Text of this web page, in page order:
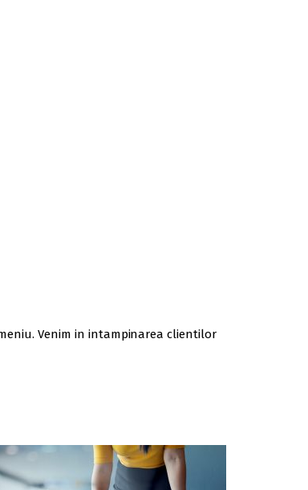
Venim in intampinarea clientilor